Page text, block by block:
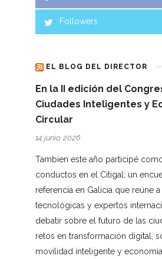
Followers
EL BLOG DEL DIRECTOR
En la II edición del
Ciudades Inteligentes y
Circular
14 junio, 2026
Tambien este año participé
conductos en el Citigal; un
referencia en Galicia que reúne
tecnológicas y expertos
debatir sobre el futuro de las
retos en transformación digital,
movilidad inteligente y